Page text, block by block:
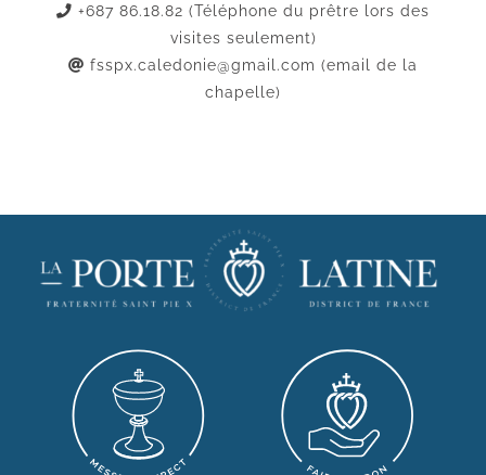
+687 86.18.82 (Téléphone du prêtre lors des
visites seulement)
fsspx.caledonie@gmail.com (email de la
chapelle)